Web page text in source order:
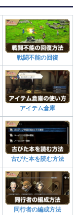
戦闘不能の回復
アイテム倉庫
古びた本を読む方法
同行者の編成方法